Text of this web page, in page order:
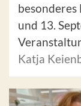
besonderes
und 13.
Katja